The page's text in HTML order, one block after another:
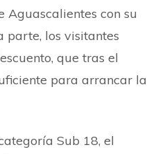
Aguascalientes con su
parte, los visitantes
que tras el
para arrancar la
Sub 18, el